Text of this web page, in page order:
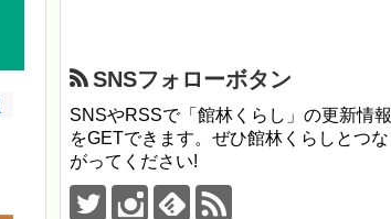
SNSフォローボタン
SNSやRSSで「館林くらし」の更新情報
をGETできます。ぜひ館林くらしとつな
がってください!